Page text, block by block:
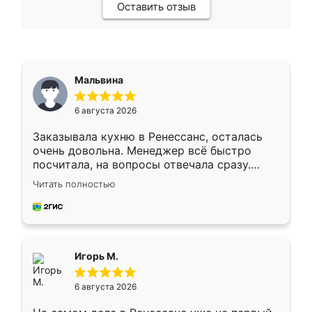
Оставить отзыв
Мальвина
6 августа 2026
Заказывала кухню в Ренессанс, осталась
очень довольна. Менеджер всё быстро
посчитала, на вопросы отвечала сразу.
Замерщик приехал в субботу, подошёл к
делу со всей ответственностью. Собрали
за день, ребята работали аккуратно, даже
Читать полностью
Игорь М.
6 августа 2026